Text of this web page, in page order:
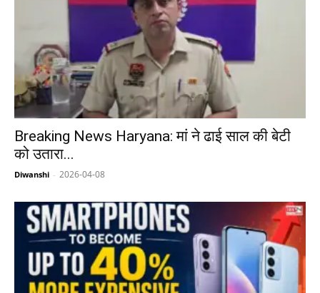
Breaking News Haryana: मां ने ढाई साल की बेटी
को उतारा...
Diwanshi - 2026-04-08